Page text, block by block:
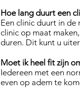
Hoe lang duurt een
Een clinic duurt in de
clinic op maat
duren. Dit kunt u
Moet ik heel fit zijn
Iedereen met een
even op adem te